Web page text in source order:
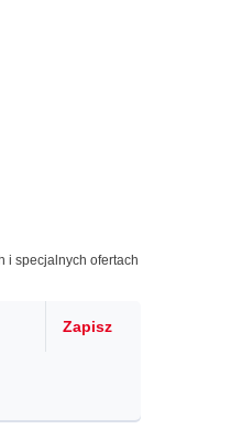
i specjalnych ofertach
Zapisz